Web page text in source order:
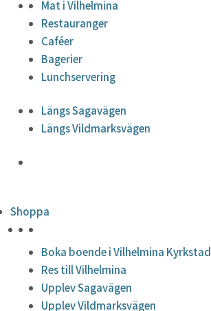
Mat i Vilhelmina
Restauranger
Caféer
Bagerier
Lunchservering
Längs Sagavägen
Längs Vildmarksvägen
Shoppa
Boka boende i Vilhelmina Kyrkstad
Res till Vilhelmina
Upplev Sagavägen
Upplev Vildmarksvägen